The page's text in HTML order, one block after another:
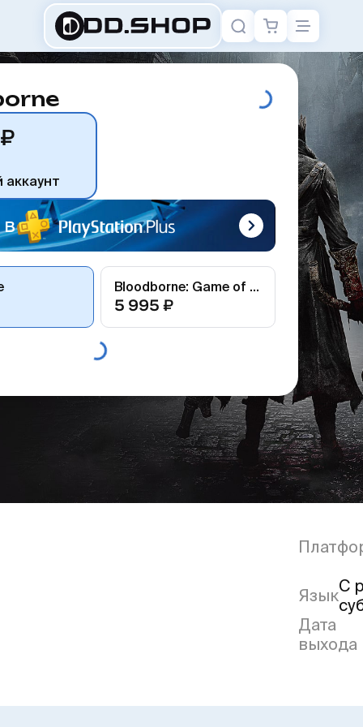
аккаунт
Bloodborne: Game of the Year Edition
5 995 ₽
Язык
С
Дата
выхода